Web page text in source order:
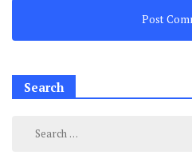
Search
Search